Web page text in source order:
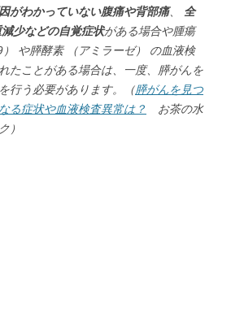
がわかっていない腹痛や背部痛、 全
少などの自覚症状がある場合や腫瘍
） や膵酵素 （アミラーゼ） の血液検
たことがある場合は、一度、膵がんを
行う必要があります。（膵がんを見つ
る症状や血液検査異常は？
お茶の水
）